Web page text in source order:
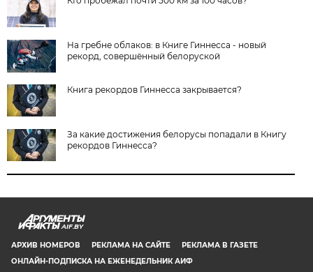
На гребне облаков: в Книге Гиннесса - новый
рекорд, совершённый белоруской
Книга рекордов Гиннесса закрывается?
За какие достижения белорусы попадали в Книгу
рекордов Гиннесса?
AIF.BY
АРХИВ НОМЕРОВ РЕКЛАМА НА САЙТЕ
РЕКЛАМА В ГАЗЕТЕ
ОНЛАЙН-ПОДПИСКА НА ЕЖЕНЕДЕЛЬНИК АИФ